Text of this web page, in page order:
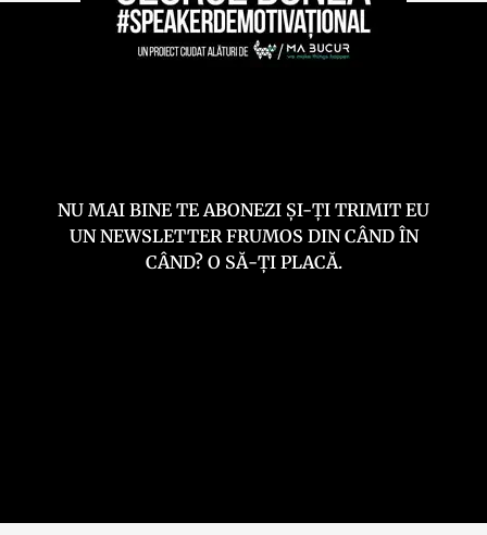
NU MAI BINE TE ABONEZI ȘI-ȚI TRIMIT EU
UN NEWSLETTER FRUMOS DIN CÂND ÎN
CÂND? O SĂ-ȚI PLACĂ.